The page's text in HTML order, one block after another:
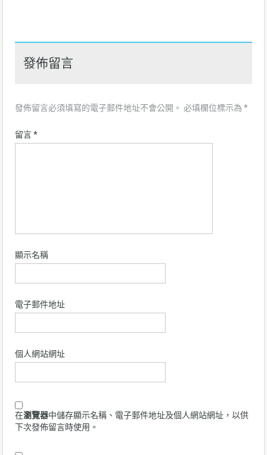
發佈留言
發佈留言必須填寫的電子郵件地址不會公開。 必填欄位標示為 *
留言*
顯示名稱
電子郵件地址
個人網站網址
在瀏覽器中儲存顯示名稱、電子郵件地址及個人網站網址，以供
下次發佈留言時使用。